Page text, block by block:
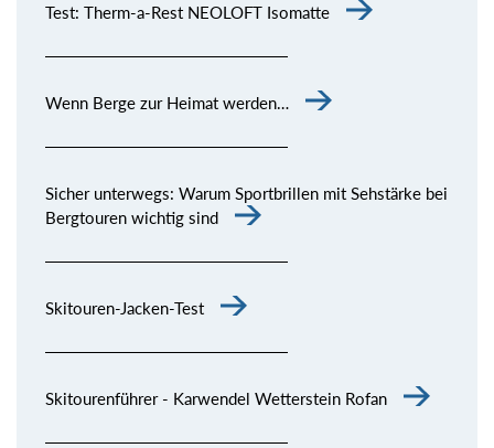
Test: Therm-a-Rest NEOLOFT Isomatte
Wenn Berge zur Heimat werden…
Sicher unterwegs: Warum Sportbrillen mit Sehstärke bei
Bergtouren wichtig sind
Skitouren-Jacken-Test
Skitourenführer - Karwendel Wetterstein Rofan